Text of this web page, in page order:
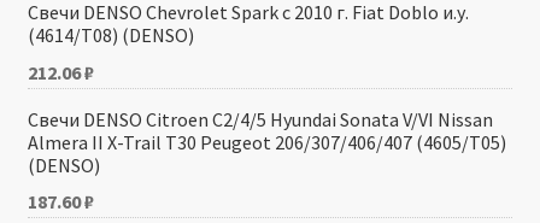
Свечи DENSO Chevrolet Spark с 2010 г. Fiat Doblo и.у.
(4614/T08) (DENSO)
212.06₽
Свечи DENSO Citroen C2/4/5 Hyundai Sonata V/VI Nissan
Almera II X-Trail T30 Peugeot 206/307/406/407 (4605/T05)
(DENSO)
187.60₽